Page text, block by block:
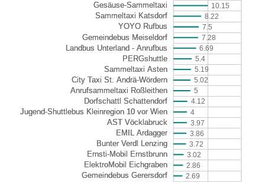
10.15
8.22
7.5
7.28
6.69
5.4
5.19
5.02
5
4.12
4
3.97
3.86
3.72
3.02
2.86
2.69